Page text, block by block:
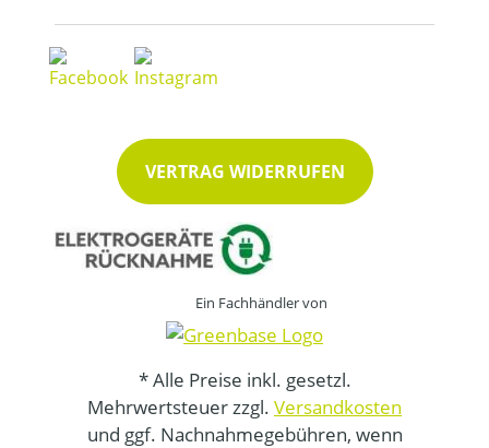
VERTRAG WIDERRUFEN
Ein Fachhändler von
* Alle Preise inkl. gesetzl.
Mehrwertsteuer zzgl. Versandkosten
und ggf. Nachnahmegebühren, wenn